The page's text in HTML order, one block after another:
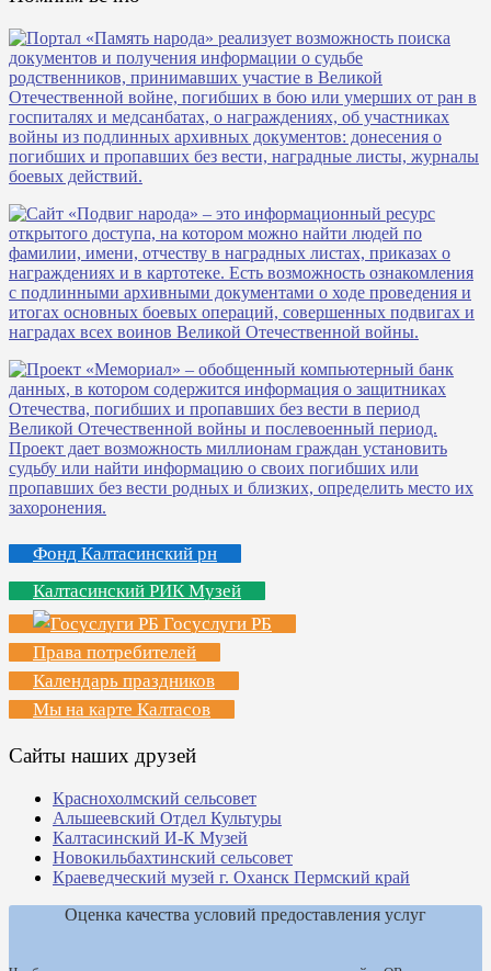
Фонд Калтасинский рн
Калтасинский РИК Музей
Госуслуги РБ
Права потребителей
Календарь праздников
Мы на карте Калтасов
Сайты наших друзей
Краснохолмский сельсовет
Альшеевский Отдел Культуры
Калтасинский И-К Музей
Новокильбахтинский сельсовет
Краеведческий музей г. Оханск Пермский край
Оценка качества условий предоставления услуг